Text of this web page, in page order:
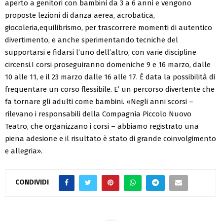
aperto a genitori con bambini da 3 a 6 anni e vengono
proposte lezioni di danza aerea, acrobatica,
giocoleria,equilibrismo, per trascorrere momenti di autentico
divertimento, e anche sperimentando tecniche del
supportarsi e fidarsi l’uno dell’altro, con varie discipline
circensi.I corsi proseguiranno domeniche 9 e 16 marzo, dalle
10 alle 11, e il 23 marzo dalle 16 alle 17. È data la possibilità di
frequentare un corso flessibile. E’ un percorso divertente che
fa tornare gli adulti come bambini. «Negli anni scorsi –
rilevano i responsabili della Compagnia Piccolo Nuovo
Teatro, che organizzano i corsi – abbiamo registrato una
piena adesione e il risultato è stato di grande coinvolgimento
e allegria».
CONDIVIDI